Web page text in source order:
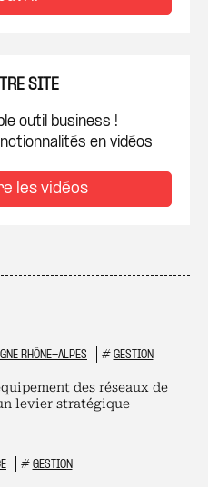
SITE
outil business !
en vidéos
les vidéos
RHÔNE-ALPES # GESTION
des réseaux de
levier stratégique
# GESTION